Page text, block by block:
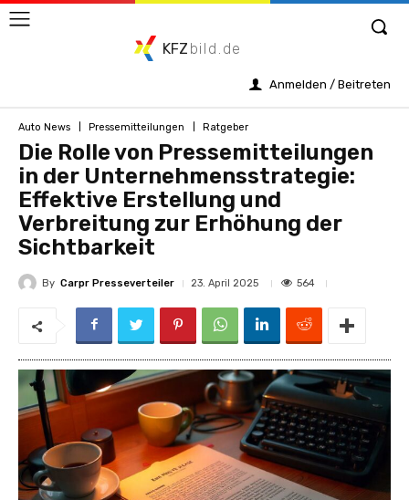
KFZ bild.de
Anmelden / Beitreten
Auto News Pressemitteilungen Ratgeber
Die Rolle von Pressemitteilungen
in der Unternehmensstrategie:
Effektive Erstellung und
Verbreitung zur Erhöhung der
Sichtbarkeit
By Carpr Presseverteiler 23. April 2025 564